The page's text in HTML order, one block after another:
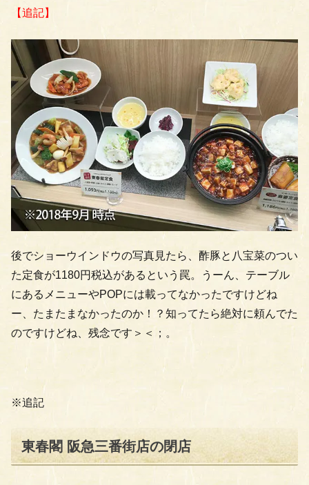
【追記】
後でショーウインドウの写真見たら、酢豚と八宝菜のつい
た定食が1180円税込があるという罠。うーん、テーブル
にあるメニューやPOPには載ってなかったですけどね
ー、たまたまなかったのか！？知ってたら絶対に頼んでた
のですけどね、残念です＞＜；。
※追記
東春閣 阪急三番街店の閉店